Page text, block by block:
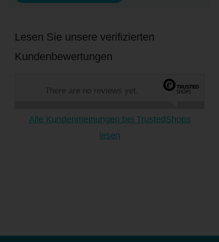
Lesen Sie unsere verifizierten
Kundenbewertungen
There are no reviews yet.
Alle Kundenmeinungen bei TrustedShops
lesen